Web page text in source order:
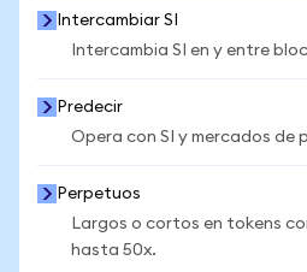
Intercambiar SI
Intercambia SI en y entre
Predecir
Opera con SI y mercados de
Perpetuos
Largos o cortos en tokens
hasta 50x.